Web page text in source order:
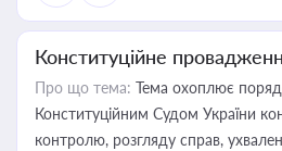
Конституційне
Про що тема: Тема охоплює
Конституційним Судом України
контролю, розгляду справ,